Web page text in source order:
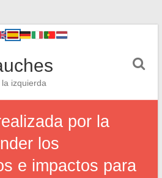
izquierda
por la
los
e impactos para